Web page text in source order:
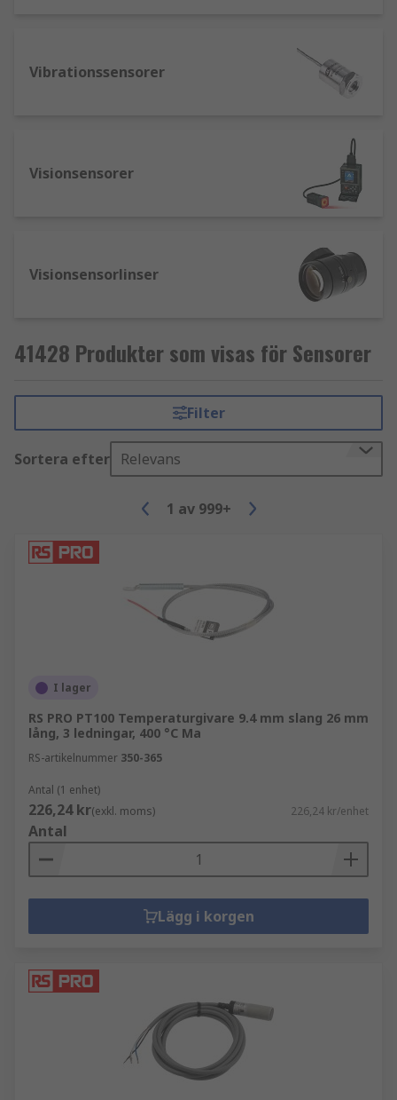
Vibrationssensorer
Visionsensorer
Visionsensorlinser
41428 Produkter som visas för Sensorer
Filter
Sortera efter Relevans
1 av 999+
I lager
RS PRO PT100 Temperaturgivare 9.4 mm slang 26 mm
lång, 3 ledningar, 400 °C Ma
RS-artikelnummer 350-365
Antal (1 enhet)
226,24 kr(exkl. moms) 226,24 kr/enhet
Antal
Lägg i korgen